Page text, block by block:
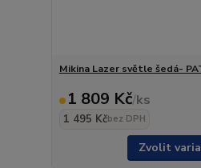
Mikina Lazer světle šedá-
1 809 Kč/ks
1 495 Kčbez DPH
Zvolit